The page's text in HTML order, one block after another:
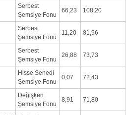
Serbest
Şemsiye Fonu
66,23 108,20
Serbest
Şemsiye Fonu
11,20 81,96
Serbest
Şemsiye Fonu
26,88 73,73
Hisse Senedi
Şemsiye Fonu
0,07 72,43
Değişken
Şemsiye Fonu
8,91 71,80